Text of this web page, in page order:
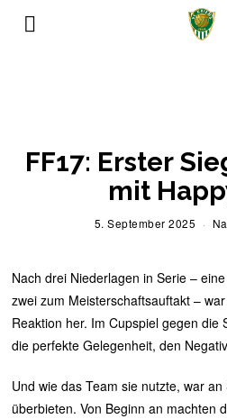
FF17: Erster
mit
5. September 2025
p
m
e
2
0
2
Nach drei Niederlagen in Serie –
zwei zum Meisterschaftsauftakt –
Reaktion her. Im Cupspiel gegen die
die perfekte Gelegenheit, den
Und wie das Team sie nutzte, war
überbieten. Von Beginn an machten